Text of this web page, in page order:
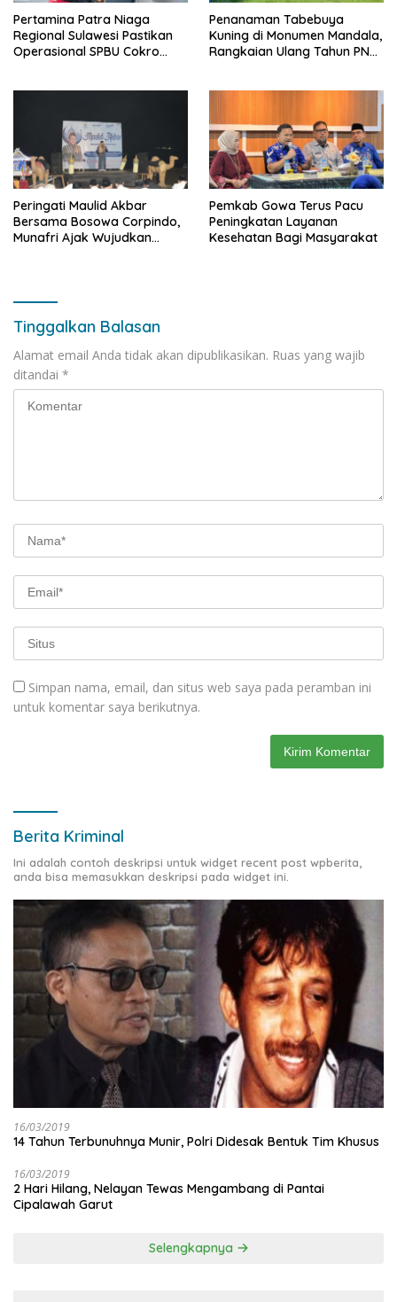
Pertamina Patra Niaga
Regional Sulawesi Pastikan
Operasional SPBU Cokro
Penanaman Tabebuya
Kuning di Monumen Mandala,
Rangkaian Ulang Tahun PNM
Peringati Maulid Akbar
Bersama Bosowa Corpindo,
Munafri Ajak Wujudkan
Pemkab Gowa Terus Pacu
Peningkatan Layanan
Kesehatan Bagi Masyarakat
Tinggalkan Balasan
Alamat email Anda tidak akan dipublikasikan. Ruas yang wajib
ditandai *
Simpan nama, email, dan situs web saya pada peramban ini
untuk komentar saya berikutnya.
Berita Kriminal
Ini adalah contoh deskripsi untuk widget recent post wpberita,
anda bisa memasukkan deskripsi pada widget ini.
16/03/2019
14 Tahun Terbunuhnya Munir, Polri Didesak Bentuk Tim Khusus
16/03/2019
2 Hari Hilang, Nelayan Tewas Mengambang di Pantai
Cipalawah Garut
Selengkapnya